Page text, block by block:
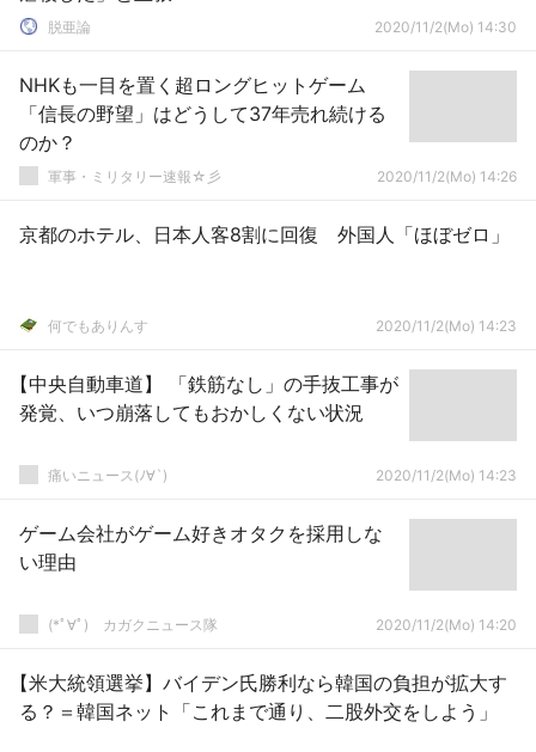
脱亜論 2020/11/2(Mo) 14:30
NHKも一目を置く超ロングヒットゲーム
「信長の野望」はどうして37年売れ続ける
のか？
軍事・ミリタリー速報☆彡 2020/11/2(Mo) 14:26
京都のホテル、日本人客8割に回復 外国人「ほぼゼロ」
何でもありんす 2020/11/2(Mo) 14:23
【中央自動車道】 「鉄筋なし」の手抜工事が
発覚、いつ崩落してもおかしくない状況
痛いニュース(ﾉ∀`) 2020/11/2(Mo) 14:23
ゲーム会社がゲーム好きオタクを採用しな
い理由
(*ﾟ∀ﾟ)ゞカガクニュース隊 2020/11/2(Mo) 14:20
【米大統領選挙】バイデン氏勝利なら韓国の負担が拡大す
る？＝韓国ネット「これまで通り、二股外交をしよう」